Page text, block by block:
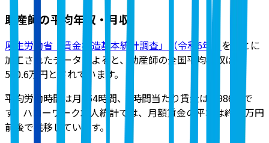
助産師の平均年収・月収
厚生労働省「賃金構造基本統計調査」（令和6年） をもとに
加工されたデータによると、助産師の全国平均年収は約
580.6万円とされています。
平均労働時間は月154時間、1時間当たり賃金は2,986円で
す。ハローワーク求人統計では、月額賃金の平均は約29万円
前後で推移しています。